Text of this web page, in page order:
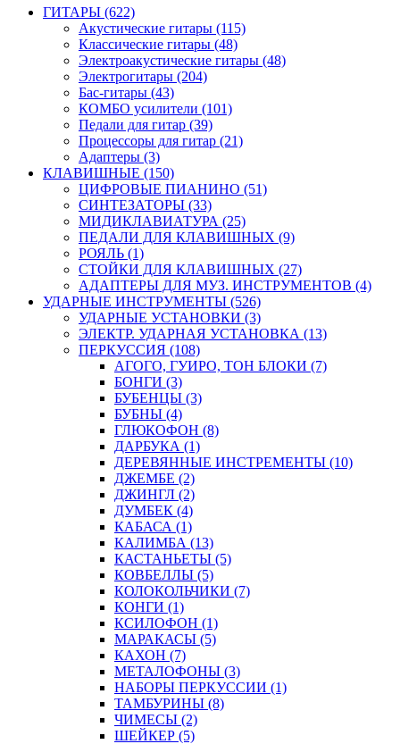
ГИТАРЫ (622)
Акустические гитары (115)
Классические гитары (48)
Электроакустические гитары (48)
Электрогитары (204)
Бас-гитары (43)
КОМБО усилители (101)
Педали для гитар (39)
Процессоры для гитар (21)
Адаптеры (3)
КЛАВИШНЫЕ (150)
ЦИФРОВЫЕ ПИАНИНО (51)
СИНТЕЗАТОРЫ (33)
МИДИКЛАВИАТУРА (25)
ПЕДАЛИ ДЛЯ КЛАВИШНЫХ (9)
РОЯЛЬ (1)
СТОЙКИ ДЛЯ КЛАВИШНЫХ (27)
АДАПТЕРЫ ДЛЯ МУЗ. ИНСТРУМЕНТОВ (4)
УДАРНЫЕ ИНСТРУМЕНТЫ (526)
УДАРНЫЕ УСТАНОВКИ (3)
ЭЛЕКТР. УДАРНАЯ УСТАНОВКА (13)
ПЕРКУССИЯ (108)
АГОГО, ГУИРО, ТОН БЛОКИ (7)
БОНГИ (3)
БУБЕНЦЫ (3)
БУБНЫ (4)
ГЛЮКОФОН (8)
ДАРБУКА (1)
ДЕРЕВЯННЫЕ ИНСТРЕМЕНТЫ (10)
ДЖЕМБЕ (2)
ДЖИНГЛ (2)
ДУМБЕК (4)
КАБАСА (1)
КАЛИМБА (13)
КАСТАНЬЕТЫ (5)
КОВБЕЛЛЫ (5)
КОЛОКОЛЬЧИКИ (7)
КОНГИ (1)
КСИЛОФОН (1)
МАРАКАСЫ (5)
КАХОН (7)
МЕТАЛОФОНЫ (3)
НАБОРЫ ПЕРКУССИИ (1)
ТАМБУРИНЫ (8)
ЧИМЕСЫ (2)
ШЕЙКЕР (5)